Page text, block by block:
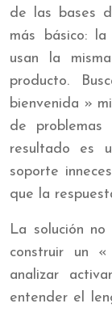
de las bases
más básico: la
usan la
producto.
bienvenida »
de
resultado es
soporte
que la
La solución
construir un
analizar
entender el